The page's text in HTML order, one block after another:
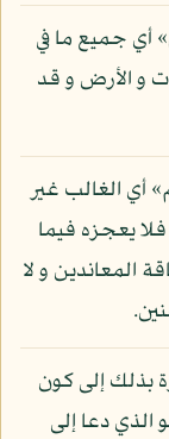
أي جميع ما في
و الأرض و قد
أي الغالب غير
يعجزه فيما
المعاندين و لا
بذلك إلى كون
الذي دعا إلى